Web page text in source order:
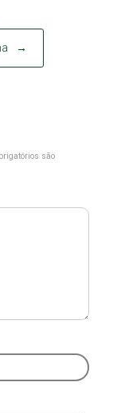
→
são